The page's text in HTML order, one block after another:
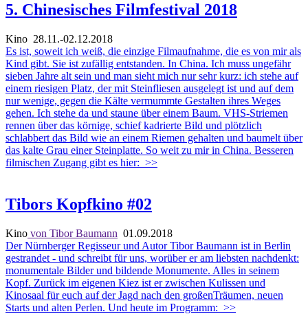
5. Chinesisches Filmfestival 2018
Kino 28.11.-02.12.2018
Es ist, soweit ich weiß, die einzige Filmaufnahme, die es von mir als
Kind gibt. Sie ist zufällig entstanden. In China. Ich muss ungefähr
sieben Jahre alt sein und man sieht mich nur sehr kurz: ich stehe auf
einem riesigen Platz, der mit Steinfliesen ausgelegt ist und auf dem
nur wenige, gegen die Kälte vermummte Gestalten ihres Weges
gehen. Ich stehe da und staune über einem Baum. VHS-Striemen
rennen über das körnige, schief kadrierte Bild und plötzlich
schlabbert das Bild wie an einem Riemen gehalten und baumelt über
das kalte Grau einer Steinplatte. So weit zu mir in China. Besseren
filmischen Zugang gibt es hier: >>
Tibors Kopfkino #02
Kino von Tibor Baumann 01.09.2018
Der Nürnberger Regisseur und Autor Tibor Baumann ist in Berlin
gestrandet - und schreibt für uns, worüber er am liebsten nachdenkt:
monumentale Bilder und bildende Monumente. Alles in seinem
Kopf. Zurück im eigenen Kiez ist er zwischen Kulissen und
Kinosaal für euch auf der Jagd nach den großenTräumen, neuen
Starts und alten Perlen. Und heute im Programm: >>